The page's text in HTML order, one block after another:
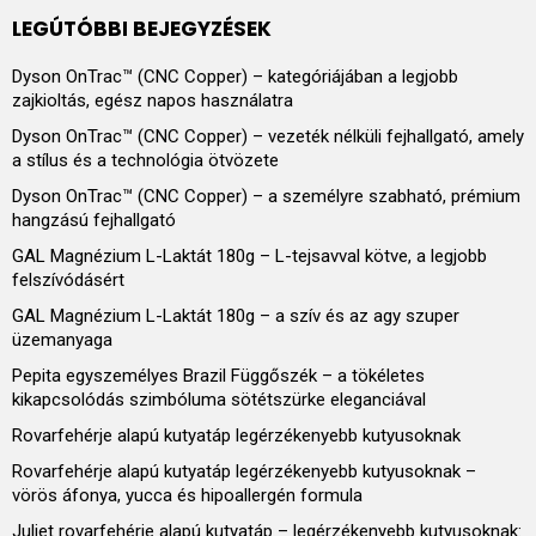
LEGÚTÓBBI BEJEGYZÉSEK
Dyson OnTrac™ (CNC Copper) – kategóriájában a legjobb
zajkioltás, egész napos használatra
Dyson OnTrac™ (CNC Copper) – vezeték nélküli fejhallgató, amely
a stílus és a technológia ötvözete
Dyson OnTrac™ (CNC Copper) – a személyre szabható, prémium
hangzású fejhallgató
GAL Magnézium L-Laktát 180g – L-tejsavval kötve, a legjobb
felszívódásért
GAL Magnézium L-Laktát 180g – a szív és az agy szuper
üzemanyaga
Pepita egyszemélyes Brazil Függőszék – a tökéletes
kikapcsolódás szimbóluma sötétszürke eleganciával
Rovarfehérje alapú kutyatáp legérzékenyebb kutyusoknak
Rovarfehérje alapú kutyatáp legérzékenyebb kutyusoknak –
vörös áfonya, yucca és hipoallergén formula
Juliet rovarfehérje alapú kutyatáp – legérzékenyebb kutyusoknak: